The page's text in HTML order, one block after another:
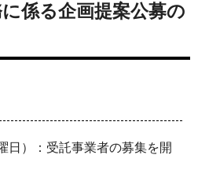
に係る企画提案公募の
）：受託事業者の募集を開